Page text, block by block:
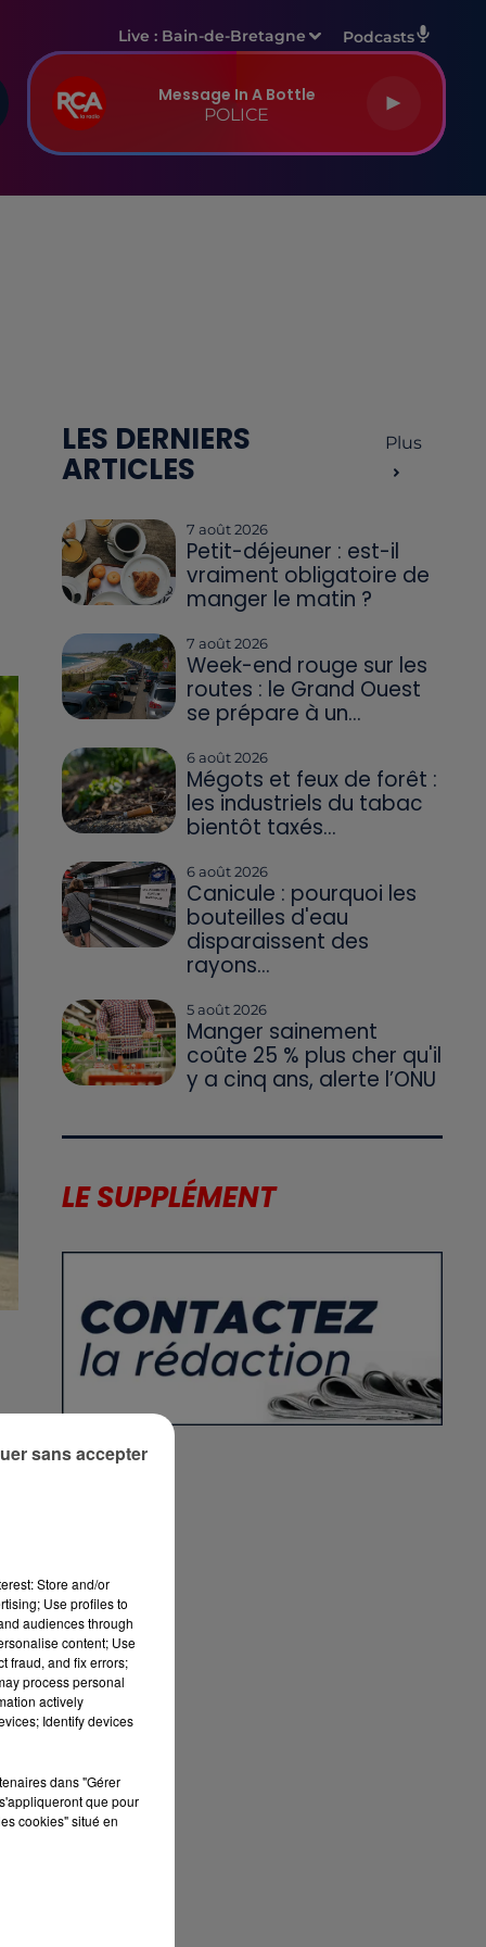
Live : Bain-de-Bretagne Podcasts
Message In A Bottle
POLICE
LES DERNIERS
ARTICLES
Plus
7 août 2026
Petit-déjeuner : est-il
vraiment obligatoire de
manger le matin ?
7 août 2026
Week-end rouge sur les
routes : le Grand Ouest
se prépare à un...
6 août 2026
Mégots et feux de forêt :
les industriels du tabac
bientôt taxés...
6 août 2026
Canicule : pourquoi les
bouteilles d'eau
disparaissent des
rayons...
5 août 2026
Manger sainement
coûte 25 % plus cher qu'il
y a cinq ans, alerte l’ONU
LE SUPPLÉMENT
Store and/or
Use profiles to
audiences through
content; Use
fraud, and fix errors;
process personal
actively
Identify devices
dans "Gérer
que pour
cookies" situé en
sans accepter